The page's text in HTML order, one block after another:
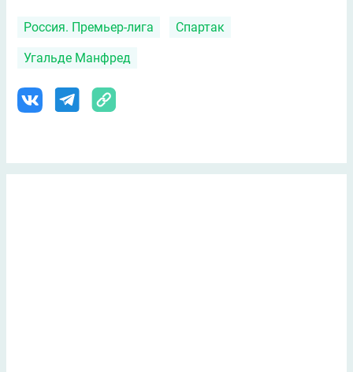
Россия. Премьер-лига Спартак
Угальде Манфред